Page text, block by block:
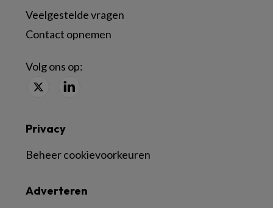
Veelgestelde vragen
Contact opnemen
Volg ons op:
Adverteren
Privacy
Beheer cookievoorkeuren